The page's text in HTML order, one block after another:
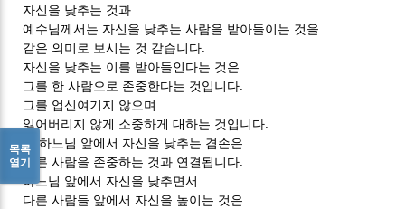
자신을 낮추는 것과
예수님께서는 자신을 낮추는 사람을 받아들이는 것을
같은 의미로 보시는 것 같습니다.
자신을 낮추는 이를 받아들인다는 것은
그를 한 사람으로 존중한다는 것입니다.
그를 업신여기지 않으며
잃어버리지 않게 소중하게 대하는 것입니다.
즉 하느님 앞에서 자신을 낮추는 겸손은
다른 사람을 존중하는 것과 연결됩니다.
하느님 앞에서 자신을 낮추면서
다른 사람들 앞에서 자신을 높이는 것은
목록
열기